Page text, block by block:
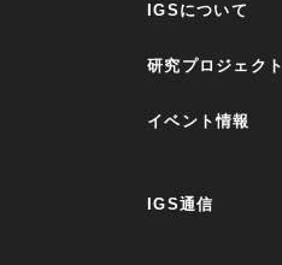
IGSについて
研究プロジェクト
イベント情報
IGS通信